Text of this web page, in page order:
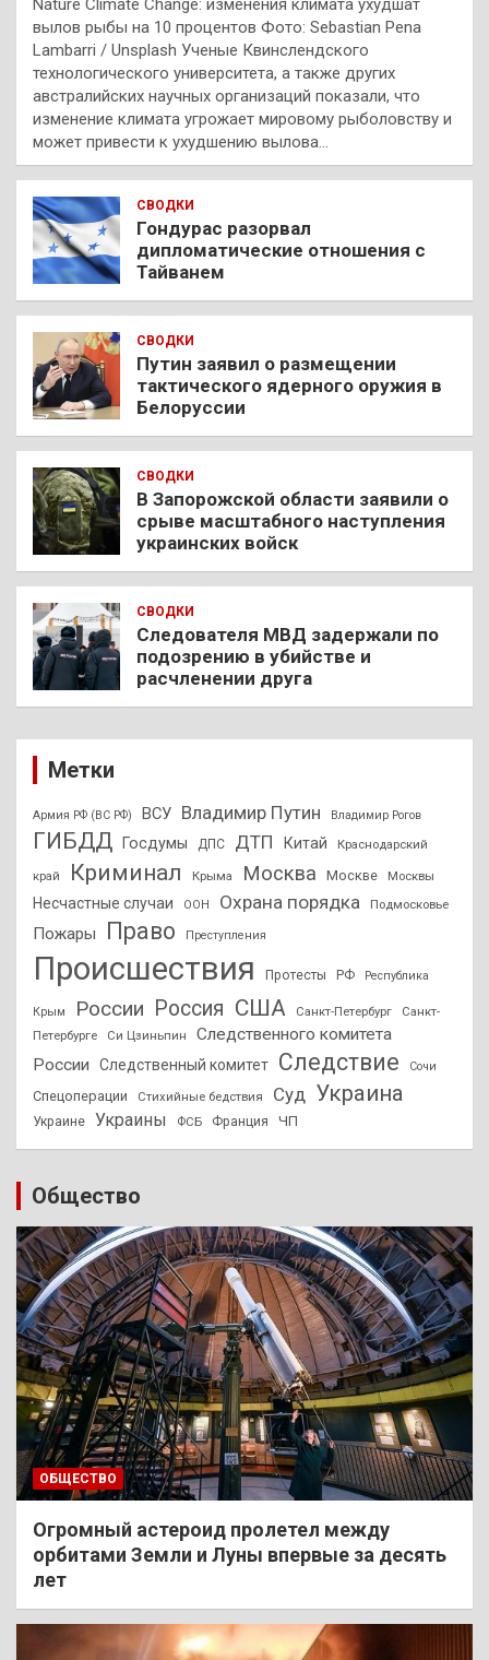
Nature Climate Change: изменения климата ухудшат
вылов рыбы на 10 процентов Фото: Sebastian Pena
Lambarri / Unsplash Ученые Квинслендского
технологического университета, а также других
австралийских научных организаций показали, что
изменение климата угрожает мировому рыболовству и
может привести к ухудшению вылова…
СВОДКИ
Гондурас разорвал
дипломатические отношения с
Тайванем
СВОДКИ
Путин заявил о размещении
тактического ядерного оружия в
Белоруссии
СВОДКИ
В Запорожской области заявили о
срыве масштабного наступления
украинских войск
СВОДКИ
Следователя МВД задержали по
подозрению в убийстве и
расчленении друга
Метки
Армия РФ (ВС РФ) ВСУ Владимир Путин Владимир Рогов
ГИБДД Госдумы ДПС ДТП Китай Краснодарский
край Криминал Крыма Москва Москве Москвы
Несчастные случаи ООН Охрана порядка Подмосковье
Пожары Право Преступления
Происшествия Протесты РФ Республика
Крым России Россия США Санкт-Петербург
Санкт-
Петербурге
Си Цзиньпин
Следственного комитета
России
Следственный комитет Следствие Сочи
Спецоперации Стихийные бедствия Суд Украина
Украине Украины ФСБ Франция ЧП
Общество
ОБЩЕСТВО
Огромный астероид пролетел между
орбитами Земли и Луны впервые за десять
лет